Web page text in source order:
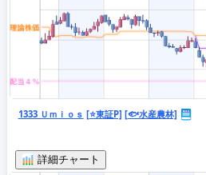
1333 Ｕｍｉｏｓ [⭐東証P] [🐟水産農林]
詳細チャート